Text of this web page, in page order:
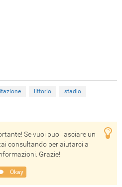
littorio
stadio
Se vuoi puoi lasciare un
consultando per aiutarci a
Grazie!
Okay